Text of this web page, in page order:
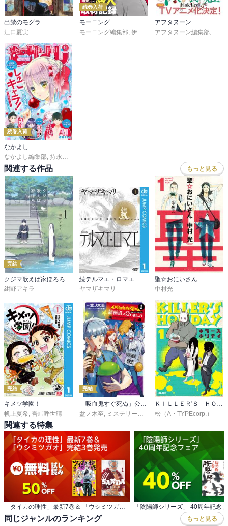
出禁のモグラ
江口夏実
続巻入荷
モーニング
モーニング編集部, 伊咲智太 ,オオイシヒロト,森高夕
アフタヌーン
アフタヌーン編集部, Ｆｉ
続巻入荷
なかよし
なかよし編集部 持永るい
関連する作品 もっと見る
完結
クジマ歌えば家ほろろ
紺野アキラ
続テルマエ・ロマエ
ヤマザキマリ
聖☆おにいさん
中村光
完結
キメツ学園！
帆上夏希 吾峠呼世晴
完結
盆ノ木至
ミステリーボニータ編集部
松（A・TYPEcorp.）
関連する特集
「陰陽師シリーズ」 40周年記念
同じジャンルのランキング もっと見る